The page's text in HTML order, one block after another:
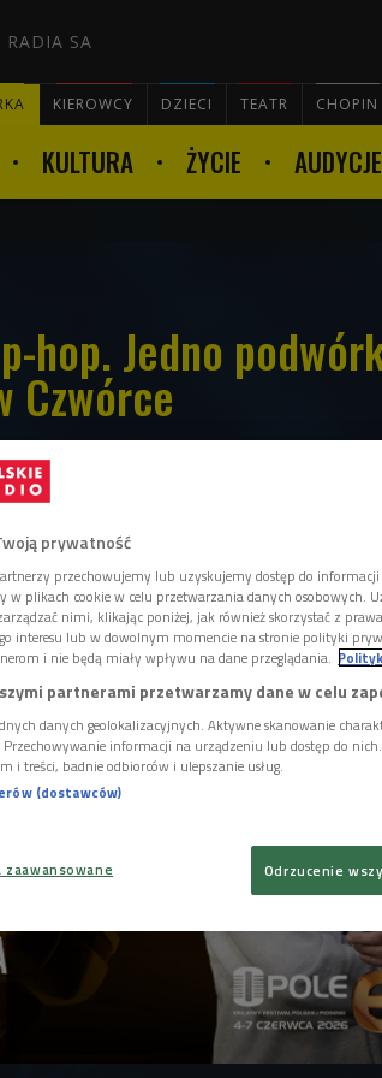
RADIA SA
KIEROWCY DZIECI TEATR CHOPIN
KULTURA ŻYCIE AUDYCJE
hop. Jedno
Czwórce
raz jest patronem medialnym
W piątek 5 czerwca o
transmisja tego muzycznego
cały dzień można było
relacje z 63. KFPP w Opolu.
prywatność
przechowujemy lub uzyskujemy dostęp do
w plikach cookie w celu przetwarzania danych osobowych.
nimi, klikając poniżej, jak również skorzystać z
interesu lub w dowolnym momencie na stronie polityki
i nie będą miały wpływu na dane przeglądania.
partnerami przetwarzamy dane w celu
danych geolokalizacyjnych. Aktywne skanowanie
informacji na urządzeniu lub dostęp do
i treści, badnie odbiorców i ulepszanie usług.
(dostawców)
Odrzucenie